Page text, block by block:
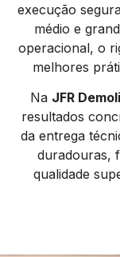
execução
médio e
operacional, o
melhores
Na JFR
resultados
da entrega
duradouras,
qualidade